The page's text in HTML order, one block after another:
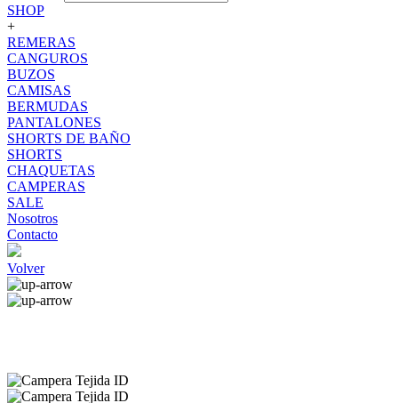
SHOP
+
REMERAS
CANGUROS
BUZOS
CAMISAS
BERMUDAS
PANTALONES
SHORTS DE BAÑO
SHORTS
CHAQUETAS
CAMPERAS
SALE
Nosotros
Contacto
Volver